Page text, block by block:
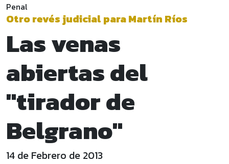
Penal
Otro revés judicial para Martín Ríos
Las venas
abiertas del
"tirador de
Belgrano"
14 de Febrero de 2013